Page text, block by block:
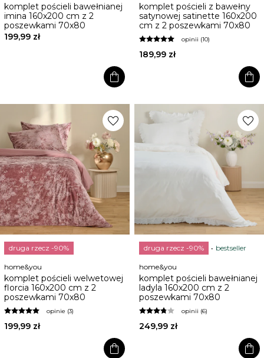
komplet pościeli bawełnianej
imina 160x200 cm z 2
poszewkami 70x80
199,99 zł
shopping_bag
komplet pościeli z bawełny
satynowej satinette 160x200
cm z 2 poszewkami 70x80
opinii (10)
189,99 zł
shopping_bag
favorite
druga rzecz -90%
home&you
komplet pościeli welwetowej
florcia 160x200 cm z 2
poszewkami 70x80
opinie (3)
199,99 zł
shopping_bag
favorite
druga rzecz -90% bestseller
home&you
komplet pościeli bawełnianej
ladyla 160x200 cm z 2
poszewkami 70x80
opinii (6)
249,99 zł
shopping_bag